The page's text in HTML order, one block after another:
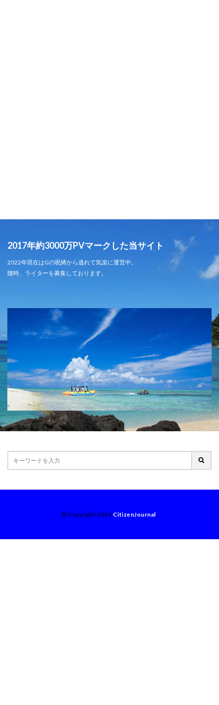
2017年約3000万PVマークした当サイト
2022年現在はGの呪縛から逃れて気楽に運営中。
随時、ライターを募集しております。
© Copyright 2026 CitizenJournal